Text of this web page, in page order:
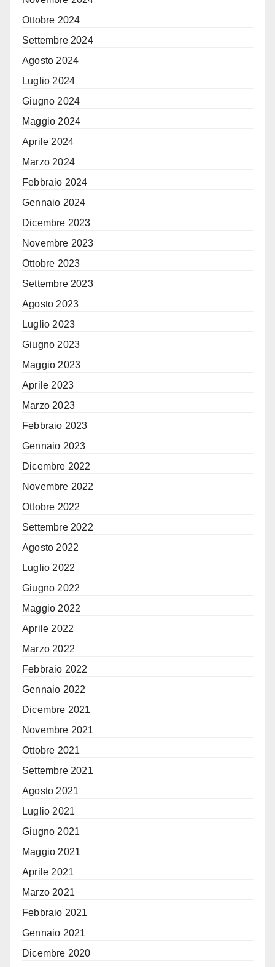
Ottobre 2024
Settembre 2024
Agosto 2024
Luglio 2024
Giugno 2024
Maggio 2024
Aprile 2024
Marzo 2024
Febbraio 2024
Gennaio 2024
Dicembre 2023
Novembre 2023
Ottobre 2023
Settembre 2023
Agosto 2023
Luglio 2023
Giugno 2023
Maggio 2023
Aprile 2023
Marzo 2023
Febbraio 2023
Gennaio 2023
Dicembre 2022
Novembre 2022
Ottobre 2022
Settembre 2022
Agosto 2022
Luglio 2022
Giugno 2022
Maggio 2022
Aprile 2022
Marzo 2022
Febbraio 2022
Gennaio 2022
Dicembre 2021
Novembre 2021
Ottobre 2021
Settembre 2021
Agosto 2021
Luglio 2021
Giugno 2021
Maggio 2021
Aprile 2021
Marzo 2021
Febbraio 2021
Gennaio 2021
Dicembre 2020